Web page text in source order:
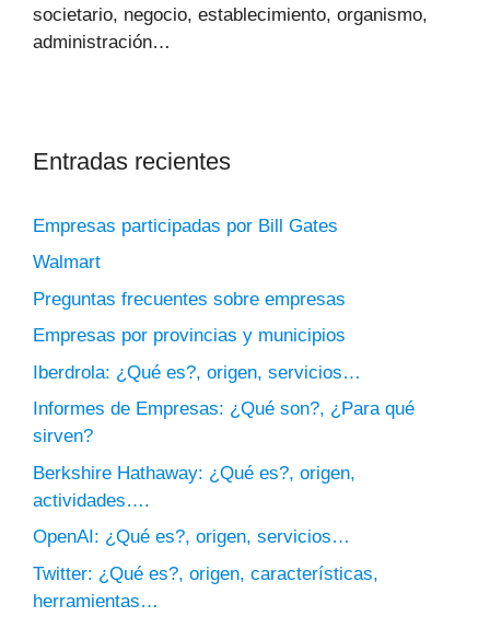
societario, negocio, establecimiento, organismo,
administración…
Entradas recientes
Empresas participadas por Bill Gates
Walmart
Preguntas frecuentes sobre empresas
Empresas por provincias y municipios
Iberdrola: ¿Qué es?, origen, servicios…
Informes de Empresas: ¿Qué son?, ¿Para qué
sirven?
Berkshire Hathaway: ¿Qué es?, origen,
actividades….
OpenAI: ¿Qué es?, origen, servicios…
Twitter: ¿Qué es?, origen, características,
herramientas…